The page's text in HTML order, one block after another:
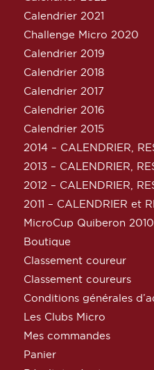
Calendrier 2021
Challenge Micro 2020
Calendrier 2019
Calendrier 2018
Calendrier 2017
Calendrier 2016
Calendrier 2015
2014 – CALENDRIER,
2013 – CALENDRIER,
2012 – CALENDRIER,
2011 – CALENDRIER et
MicroCup Quiberon 2010
Boutique
Classement coureur
Classement coureurs
Conditions générales
Les Clubs Micro
Mes commandes
Panier